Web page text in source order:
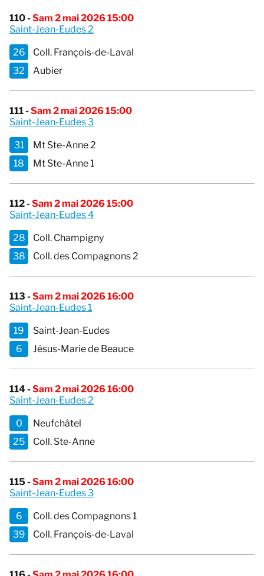
110 -Sam 2 mai 2026 15:00
Saint-Jean-Eudes 2
26
Coll. François-de-Laval
32
Aubier
111 -Sam 2 mai 2026 15:00
Saint-Jean-Eudes 3
31
Mt Ste-Anne 2
18
Mt Ste-Anne 1
112 -Sam 2 mai 2026 15:00
Saint-Jean-Eudes 4
28
Coll. Champigny
38
Coll. des Compagnons 2
113 -Sam 2 mai 2026 16:00
Saint-Jean-Eudes 1
19
Saint-Jean-Eudes
6
Jésus-Marie de Beauce
114 -Sam 2 mai 2026 16:00
Saint-Jean-Eudes 2
0
Neufchâtel
25
Coll. Ste-Anne
115 -Sam 2 mai 2026 16:00
Saint-Jean-Eudes 3
6
Coll. des Compagnons 1
39
Coll. François-de-Laval